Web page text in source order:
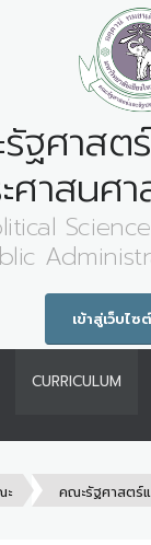
ฐศาสต
ศาสนศ
เข้าสู่เว็บไซ
CURRICULUM
ะ คณะรัฐศาสตร์